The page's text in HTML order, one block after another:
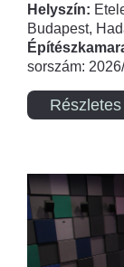
Helyszín:
Budapest,
sorszám: